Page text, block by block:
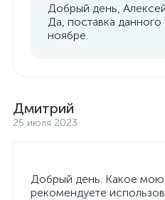
Добрый день,
Да, поставка
ноябре.
Дмитрий
25 июля 2023
Добрый день. Какое
рекомендуете